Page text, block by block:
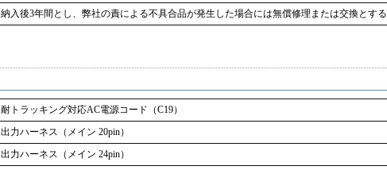
納入後3年間とし、弊社の責による不具合品が発生した場合には無償修理または交換とする
耐トラッキング対応AC電源コード（C19）
出力ハーネス（メイン 20pin）
出力ハーネス（メイン 24pin）